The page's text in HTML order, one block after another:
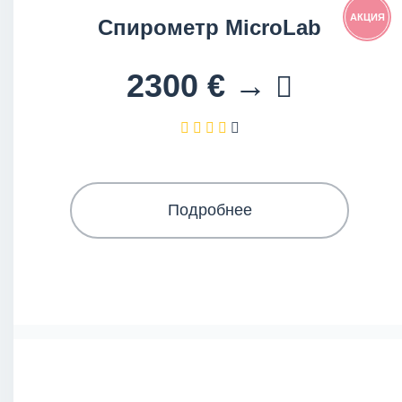
АКЦИЯ
Спирометр MicroLab
2300 € →
Подробнее